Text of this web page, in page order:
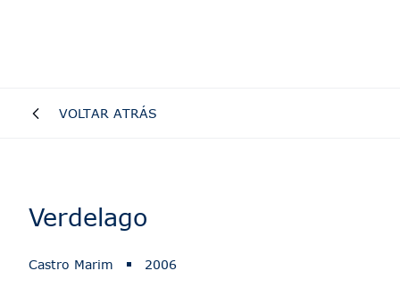
VOLTAR ATRÁS
Verdelago
Castro Marim 2006